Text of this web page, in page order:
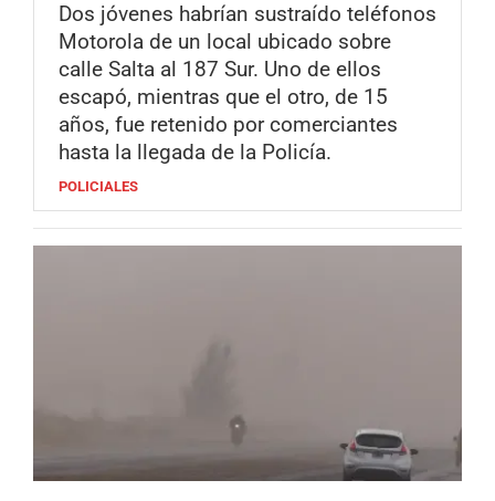
Dos jóvenes habrían sustraído teléfonos
Motorola de un local ubicado sobre
calle Salta al 187 Sur. Uno de ellos
escapó, mientras que el otro, de 15
años, fue retenido por comerciantes
hasta la llegada de la Policía.
POLICIALES